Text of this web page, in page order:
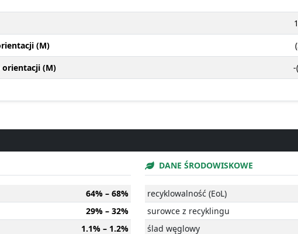
(M)
orientacji (M) -
64% – 68%
29% – 32%
1.1% – 1.2%
DANE ŚRODOWISKOWE
recyklowalność (EoL)
surowce z recyklingu
ślad węglowy